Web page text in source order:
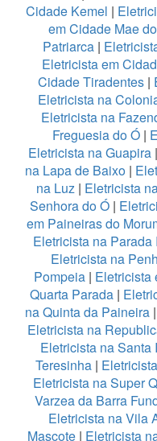
Cidade Kemel |
em Cidade Mae
Patriarca |
Eletricista em
Cidade Tiradentes |
Eletricista na
Eletricista na
Freguesia do Ó|
Eletricista na Guapira|
na Lapa de Baixo |
na Luz | Eletricista
Senhora do Ó |
em Paineiras do
Eletricista na Parada
Eletricista na
Pompeia | Eletricista
Quarta Parada|
na Quinta da Paineira|
Eletricista na
Eletricista na Santa
Teresinha|
Eletricista na Super
Varzea da Barra
Eletricista na Vila
Mascote| Eletricista